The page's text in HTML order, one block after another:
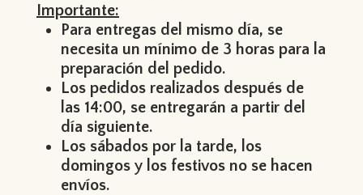
Importante:
Para entregas del mismo día, se
necesita un mínimo de 3 horas para la
preparación del pedido.
Los pedidos realizados después de
las 14:00, se entregarán a partir del
día siguiente.
Los sábados por la tarde, los
domingos y los festivos no se hacen
envíos.